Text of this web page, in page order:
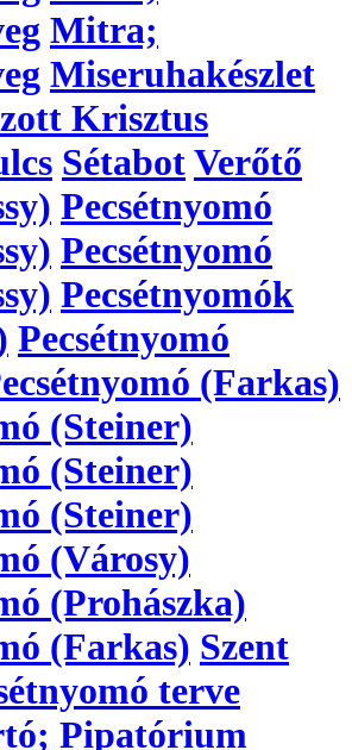
Mitra;
Miseruhakészlet
Krisztus
SétabotVerőtő
Pecsétnyomó
Pecsétnyomó
Pecsétnyomók
Pecsétnyomó
(Farkas)
(Steiner)
(Steiner)
(Steiner)
(Városy)
(Prohászka)
(Farkas) Szent
terve
Pipatórium